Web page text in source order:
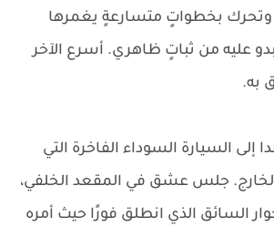
بخطواتٍ متسارعةٍ يغمرها
عليه من ثباتٍ ظاهري. أسرع الآخر
به.
إلى السيارة السوداء الفاخرة التي
جلس عشق في المقعد الخلفي،
السائق الذي انطلق فورًا حيث أمره